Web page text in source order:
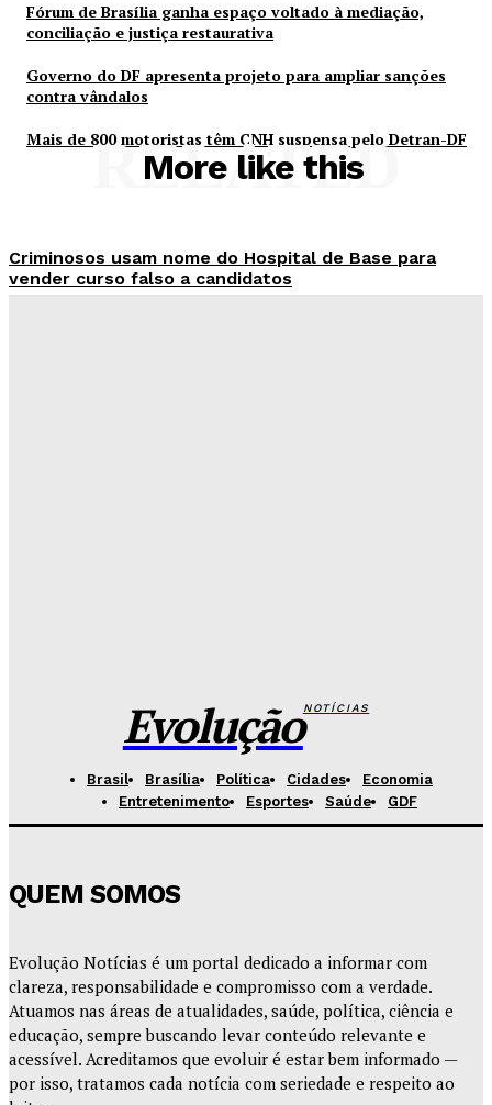
Fórum de Brasília ganha espaço voltado à mediação,
conciliação e justiça restaurativa
Governo do DF apresenta projeto para ampliar sanções
contra vândalos
Mais de 800 motoristas têm CNH suspensa pelo Detran-DF
More like this
RELATED
Criminosos usam nome do Hospital de Base para
vender curso falso a candidatos
EvoluçãoNOTÍCIAS
Brasil Brasília Política Cidades
Economia
Entretenimento
Esportes Saúde GDF
QUEM SOMOS
Evolução Notícias é um portal dedicado a informar com
clareza, responsabilidade e compromisso com a verdade.
Atuamos nas áreas de atualidades, saúde, política, ciência e
educação, sempre buscando levar conteúdo relevante e
acessível. Acreditamos que evoluir é estar bem informado —
por isso, tratamos cada notícia com seriedade e respeito ao